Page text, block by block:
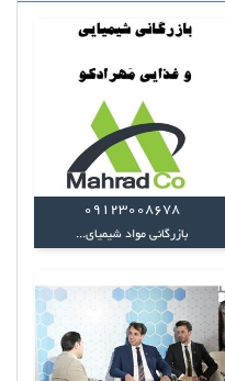
09123008678
بازرگانی مواد شیمیای...